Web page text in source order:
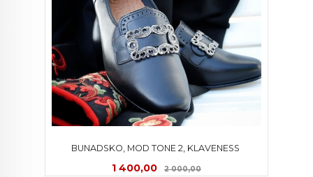
BUNADSKO, MOD TONE 2, KLAVENESS
Tilbud
1 400,00 2 000,00Rabatt